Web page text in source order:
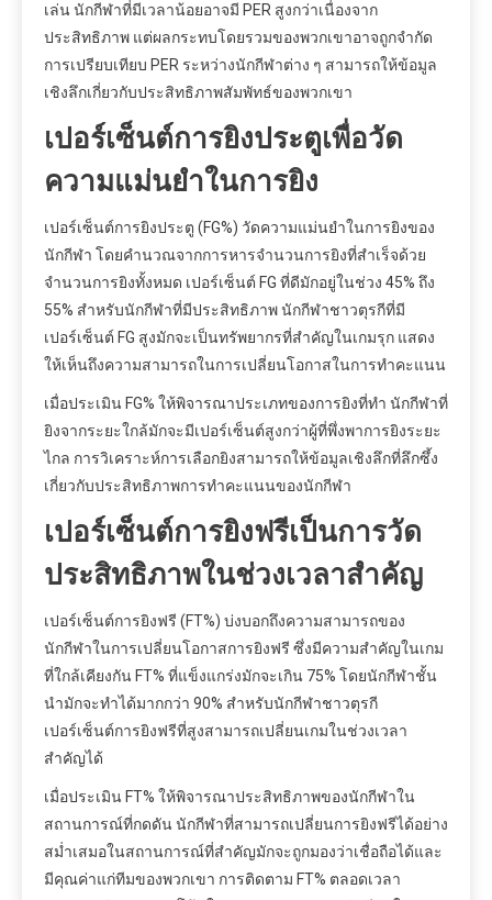
เล่น นักกีฬาที่มีเวลาน้อยอาจมี PER สูงกว่าเนื่องจาก
ประสิทธิภาพ แต่ผลกระทบโดยรวมของพวกเขาอาจถูกจำกัด
การเปรียบเทียบ PER ระหว่างนักกีฬาต่าง ๆ สามารถให้ข้อมูล
เชิงลึกเกี่ยวกับประสิทธิภาพสัมพัทธ์ของพวกเขา
เปอร์เซ็นต์การยิงประตูเพื่อวัด
ความแม่นยำในการยิง
เปอร์เซ็นต์การยิงประตู (FG%) วัดความแม่นยำในการยิงของ
นักกีฬา โดยคำนวณจากการหารจำนวนการยิงที่สำเร็จด้วย
จำนวนการยิงทั้งหมด เปอร์เซ็นต์ FG ที่ดีมักอยู่ในช่วง 45% ถึง
55% สำหรับนักกีฬาที่มีประสิทธิภาพ นักกีฬาชาวตุรกีที่มี
เปอร์เซ็นต์ FG สูงมักจะเป็นทรัพยากรที่สำคัญในเกมรุก แสดง
ให้เห็นถึงความสามารถในการเปลี่ยนโอกาสในการทำคะแนน
เมื่อประเมิน FG% ให้พิจารณาประเภทของการยิงที่ทำ นักกีฬาที่
ยิงจากระยะใกล้มักจะมีเปอร์เซ็นต์สูงกว่าผู้ที่พึ่งพาการยิงระยะ
ไกล การวิเคราะห์การเลือกยิงสามารถให้ข้อมูลเชิงลึกที่ลึกซึ้ง
เกี่ยวกับประสิทธิภาพการทำคะแนนของนักกีฬา
เปอร์เซ็นต์การยิงฟรีเป็นการวัด
ประสิทธิภาพในช่วงเวลาสำคัญ
เปอร์เซ็นต์การยิงฟรี (FT%) บ่งบอกถึงความสามารถของ
นักกีฬาในการเปลี่ยนโอกาสการยิงฟรี ซึ่งมีความสำคัญในเกม
ที่ใกล้เคียงกัน FT% ที่แข็งแกร่งมักจะเกิน 75% โดยนักกีฬาชั้น
นำมักจะทำได้มากกว่า 90% สำหรับนักกีฬาชาวตุรกี
เปอร์เซ็นต์การยิงฟรีที่สูงสามารถเปลี่ยนเกมในช่วงเวลา
สำคัญได้
เมื่อประเมิน FT% ให้พิจารณาประสิทธิภาพของนักกีฬาใน
สถานการณ์ที่กดดัน นักกีฬาที่สามารถเปลี่ยนการยิงฟรีได้อย่าง
สม่ำเสมอในสถานการณ์ที่สำคัญมักจะถูกมองว่าเชื่อถือได้และ
มีคุณค่าแก่ทีมของพวกเขา การติดตาม FT% ตลอดเวลา